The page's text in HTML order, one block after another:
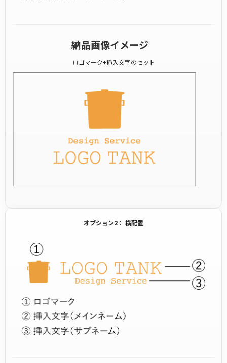
納品画像イメージ
ロゴマーク+挿入文字のセット
オプション2： 横配置